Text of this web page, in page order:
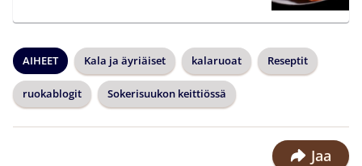
AIHEET Kala ja äyriäiset kalaruoat Reseptit
ruokablogit Sokerisuukon keittiössä
Jaa